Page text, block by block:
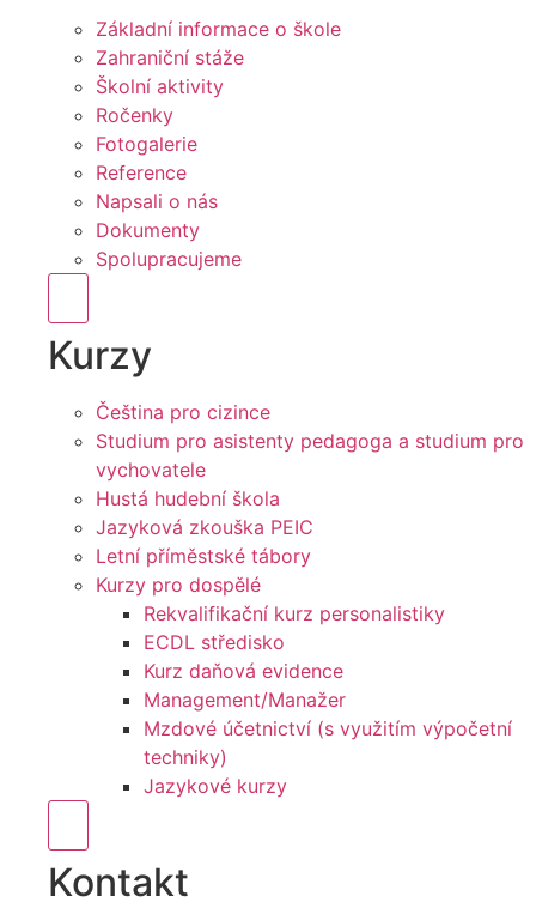
Základní informace o škole
Zahraniční stáže
Školní aktivity
Ročenky
Fotogalerie
Reference
Napsali o nás
Dokumenty
Spolupracujeme
Kurzy
Čeština pro cizince
Studium pro asistenty pedagoga a studium pro
vychovatele
Hustá hudební škola
Jazyková zkouška PEIC
Letní příměstské tábory
Kurzy pro dospělé
Rekvalifikační kurz personalistiky
ECDL středisko
Kurz daňová evidence
Management/Manažer
Mzdové účetnictví (s využitím výpočetní
techniky)
Jazykové kurzy
Kontakt